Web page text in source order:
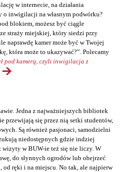
w internecie, na działania
o inwigilacji na własnym podwórku?
blokiem, możesz być ciągle
straży miejskiej, który siedzi przy
naprawdę kamer może być w Twojej
która może to ukazywać?”. Polecamy
pod kamerą, czyli inwigilacja z
Jedna z najważniejszych bibliotek
przewijają się przez nią setki studentów,
Są również pasjonaci, samodzielni
niedostępnych gdzie indziej
w BUW-ie też się nie liczy. W
do słynnych ogrodów lub obejrzeć
od ręki i na miejscu. No tak, ale najpierw